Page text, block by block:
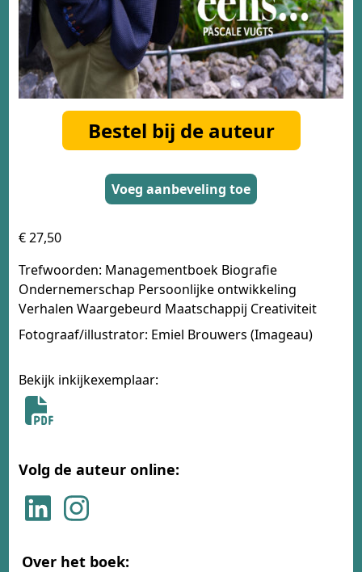
Bestel bij de auteur
Voeg aanbeveling toe
€ 27,50
Trefwoorden: Managementboek Biografie
Ondernemerschap Persoonlijke ontwikkeling
Verhalen Waargebeurd Maatschappij Creativiteit
Fotograaf/illustrator: Emiel Brouwers (Imageau)
Bekijk inkijkexemplaar:
Volg de auteur online:
Over het boek: